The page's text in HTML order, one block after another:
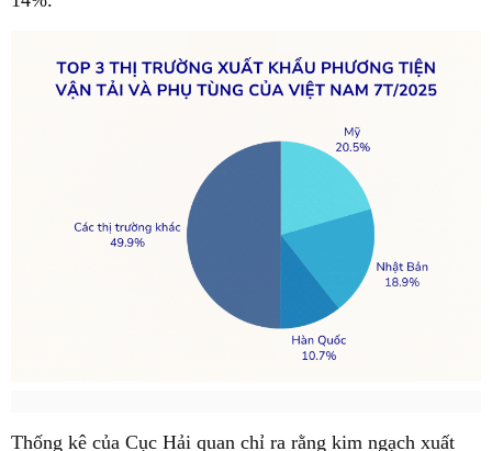
Thống kê của Cục Hải quan chỉ ra rằng kim ngạch xuất